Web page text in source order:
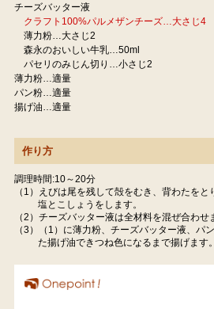
チーズバッター液
クラフト100%パルメザンチーズ…大さじ4
薄力粉…大さじ2
森永のおいしい牛乳…50ml
パセリのみじん切り…小さじ2
薄力粉…適量
パン粉…適量
揚げ油…適量
作り方
調理時間:10～20分
（1）えびは尾を残して殻をむき、背わたをと
塩とこしょうをします。
（2）チーズバッター液は全材料を混ぜ合わせ
（3）（1）に薄力粉、チーズバッター液、パ
た揚げ油できつね色になるまで揚げます。